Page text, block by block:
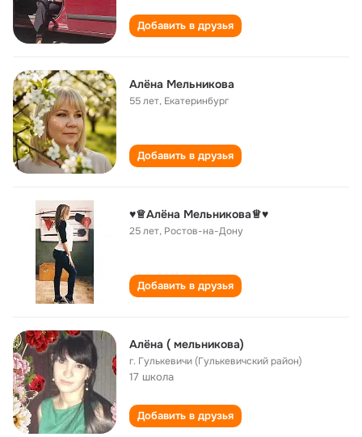
Добавить в друзья
Алёна Мельникова
55 лет, Екатеринбург
Добавить в друзья
♥♕Алёна Мельникова♕♥
25 лет, Ростов-на-Дону
Добавить в друзья
Алёна ( мельникова)
г. Гулькевичи (Гулькевичский район)
17 школа
Добавить в друзья